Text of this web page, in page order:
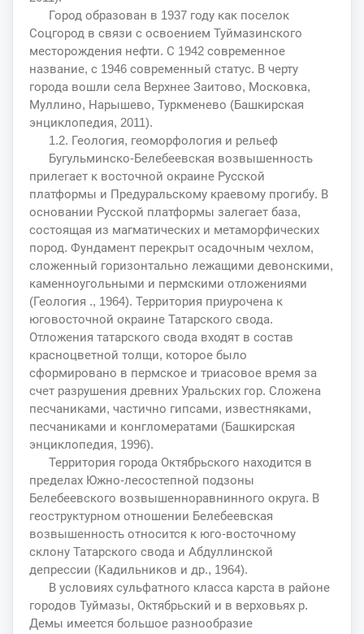
Город образован в 1937 году как поселок
Соцгород в связи с освоением Туймазинского
месторождения нефти. С 1942 современное
название, с 1946 современный статус. В черту
города вошли села Верхнее Заитово, Московка,
Муллино, Нарышево, Туркменево (Башкирская
энциклопедия, 2011).
1.2. Геология, геоморфология и рельеф
Бугульминско-Белебеевская возвышенность
прилегает к восточной окраине Русской
платформы и Предуральскому краевому прогибу. В
основании Русской платформы залегает база,
состоящая из магматических и метаморфических
пород. Фундамент перекрыт осадочным чехлом,
сложенный горизонтально лежащими девонскими,
каменноугольными и пермскими отложениями
(Геология ., 1964). Территория приурочена к
юговосточной окраине Татарского свода.
Отложения татарского свода входят в состав
красноцветной толщи, которое было
сформировано в пермское и триасовое время за
счет разрушения древних Уральских гор. Сложена
песчаниками, частично гипсами, известняками,
песчаниками и конгломератами (Башкирская
энциклопедия, 1996).
Территория города Октябрьского находится в
пределах Южно-лесостепной подзоны
Белебеевского возвышенноравнинного округа. В
геоструктурном отношении Белебеевская
возвышенность относится к юго-восточному
склону Татарского свода и Абдуллинской
депрессии (Кадильников и др., 1964).
В условиях сульфатного класса карста в районе
городов Туймазы, Октябрьский и в верховьях р.
Демы имеется большое разнообразие